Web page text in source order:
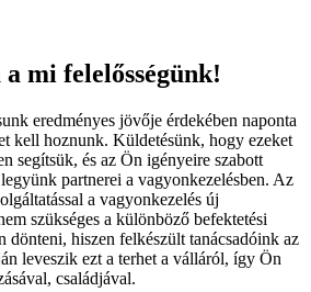
mi felelősségünk!
eredményes jövője érdekében naponta
kell hoznunk. Küldetésünk, hogy ezeket
segítsük, és az Ön igényeire szabott
partnerei a vagyonkezelésben. Az
a vagyonkezelés új
szükséges a különböző befektetési
dönteni, hiszen felkészült tanácsadóink az
leveszik ezt a terhet a válláról, így Ön
családjával.